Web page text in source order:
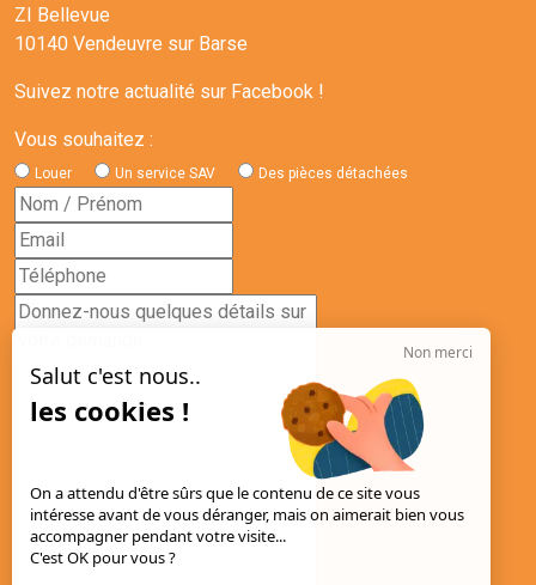
ZI Bellevue
10140 Vendeuvre sur Barse
Suivez notre actualité sur Facebook !
Vous souhaitez :
Louer Un service SAV Des pièces détachées
Non merci
Salut c'est nous..
les cookies !
On a attendu d'être sûrs que le contenu de ce site vous
intéresse avant de vous déranger, mais on aimerait bien vous
accompagner pendant votre visite...
C'est OK pour vous ?